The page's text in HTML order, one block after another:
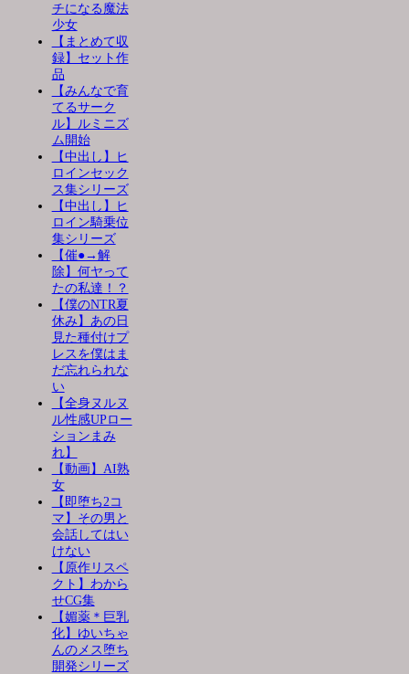
チになる魔法
少女
【まとめて収
録】セット作
品
【みんなで育
てるサーク
ル】ルミニズ
ム開始
【中出し】ヒ
ロインセック
ス集シリーズ
【中出し】ヒ
ロイン騎乗位
集シリーズ
【催●→解
除】何ヤって
たの私達！？
【僕のNTR夏
休み】あの日
見た種付けプ
レスを僕はま
だ忘れられな
い
【全身ヌルヌ
ル性感UPロー
ションまみ
れ】
【動画】AI熟
女
【即堕ち2コ
マ】その男と
会話してはい
けない
【原作リスペ
クト】わから
せCG集
【媚薬＊巨乳
化】ゆいちゃ
んのメス堕ち
開発シリーズ